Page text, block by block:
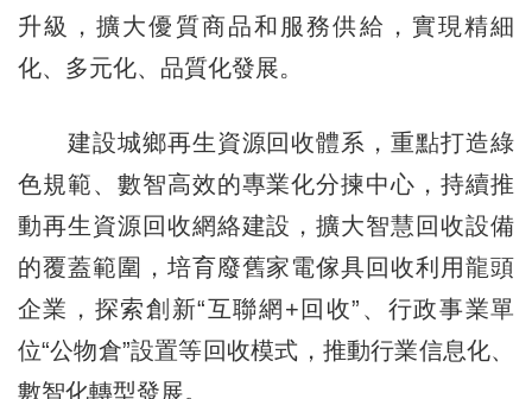
升級，擴大優質商品和服務供給，實現精細
化、多元化、品質化發展。
建設城鄉再生資源回收體系，重點打造綠
色規範、數智高效的專業化分揀中心，持續推
動再生資源回收網絡建設，擴大智慧回收設備
的覆蓋範圍，培育廢舊家電傢具回收利用龍頭
企業，探索創新“互聯網+回收”、行政事業單
位“公物倉”設置等回收模式，推動行業信息化、
數智化轉型發展。